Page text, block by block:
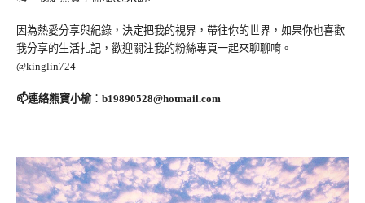
因為熱愛分享與紀錄，決定把我的視界，帶往你的世界，如果你也喜歡
我分享的生活扎記，歡迎關注我的粉絲專頁一起來聊聊唷。
@kinglin724
📫連絡熊寶小榆： b19890528@hotmail.com